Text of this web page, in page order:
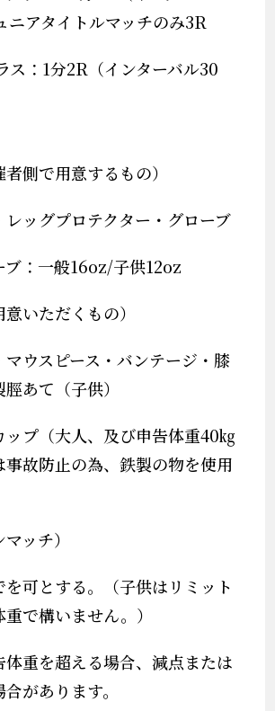
アタイトルマッチのみ3R
ス： 1分2R （インターバル30
側で用意するもの）
レッグプロテクター・グローブ
ブ：一般16oz/子供12oz
意いただくもの）
マウスピース・バンテージ・膝
あて（子供）
ップ（大人、及び申告体重40㎏
故防止の為、鉄製の物を使用
ッチ）
を可とする。（子供はリミット
で構いません。）
体重を超える場合、減点または
があります。